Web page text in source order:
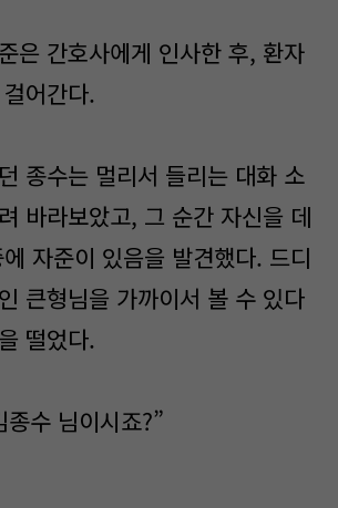
은 간호사에게 인사한 후, 환자
어간다.
종수는 멀리서 들리는 대화 소
바라보았고, 그 순간 자신을 데
자준이 있음을 발견했다. 드디
큰형님을 가까이서 볼 수 있다
떨었다.
수 님이시죠?”